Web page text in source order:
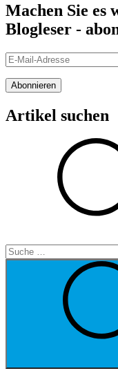
Machen Sie es
Blogleser -
E-
Mail-
Adresse
Abonnieren
Artikel suchen